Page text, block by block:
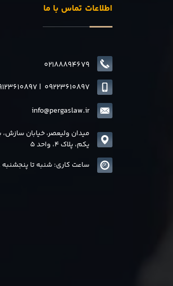
اطلاعات تماس با ما
02188894679
info@pergaslaw.ir
| 09223610897
میدان ولیعصر، خیابان
یکم، پلاک 4، واحد 5
ساعت کاری: شنبه تا پنجشنبه 8 الی17